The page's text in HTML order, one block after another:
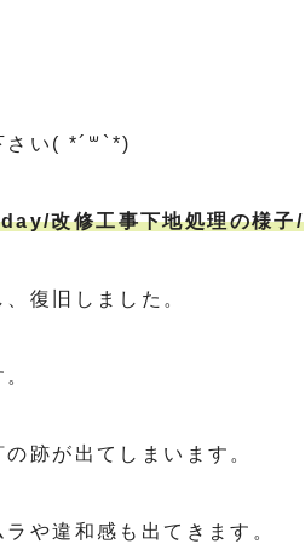
い( *´꒳`*)
改修工事下地処理の様子/
復旧しました。
跡が出てしまいます。
や違和感も出てきます。